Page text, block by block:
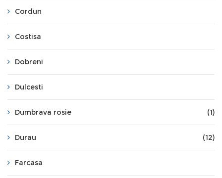
Cordun
Costisa
Dobreni
Dulcesti
Dumbrava rosie (1)
Durau (12)
Farcasa